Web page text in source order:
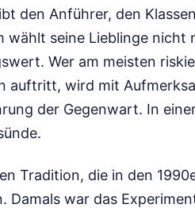
den Anführer, den
wählt seine Lieblinge
Wer am meisten
auftritt, wird mit
der Gegenwart. In
Tradition, die in den
Damals war das